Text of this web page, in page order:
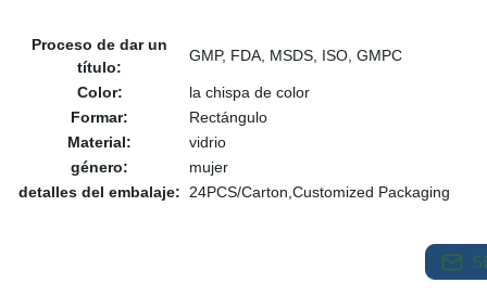
Proceso de dar un
título:
GMP, FDA, MSDS, ISO, GMPC
Color:
la chispa de color
Formar:
Rectángulo
Material:
vidrio
género:
mujer
detalles del embalaje:
24PCS/Carton,Customized Packaging